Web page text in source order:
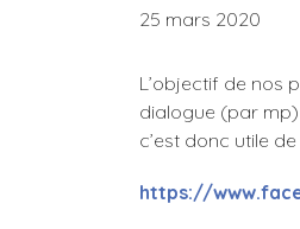
25 mars 2020
L’objectif de nos
dialogue (par
c’est donc utile
https://